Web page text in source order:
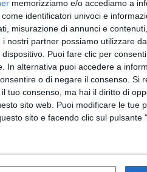
memorizziamo e/o accediamo a
identificatori univoci e
misurazione di annunci e
nostri partner possiamo utilizzare
Puoi fare clic per
In alternativa puoi accedere a
o di negare il consenso. Si
tuo consenso, ma hai il diritto di
sito web. Puoi modificare le tue
sito e facendo clic sul pulsante